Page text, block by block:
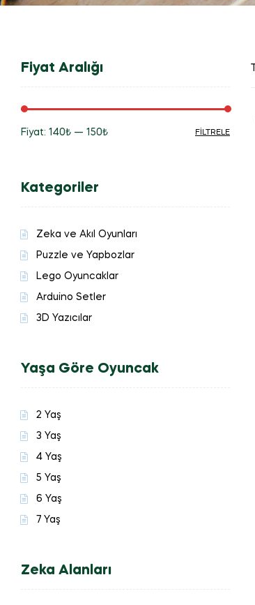
Fiyat Aralığı
FILTRELE
Fiyat: 140₺ — 150₺
Kategoriler
Zeka ve Akıl Oyunları
Puzzle ve Yapbozlar
Lego Oyuncaklar
Arduino Setler
3D Yazıcılar
Yaşa Göre Oyuncak
2 Yaş
3 Yaş
4 Yaş
5 Yaş
6 Yaş
7 Yaş
Zeka Alanları